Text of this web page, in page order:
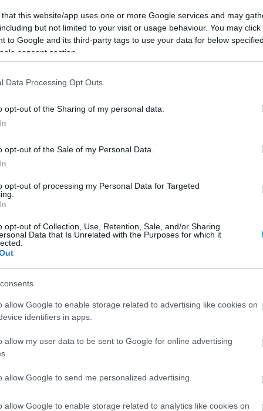
that this website/app uses one or more Google services and may
but not limited to your visit or usage behaviour. You may
to Google and its third-party tags to use your data for below
consent section.
Data Processing Opt Outs
opt-out of the Sharing of my personal data.
opt-out of the Sale of my Personal Data.
opt-out of processing my Personal Data for Targeted
opt-out of Collection, Use, Retention, Sale, and/or Sharing
Data that Is Unrelated with the Purposes for which it
allow Google to enable storage related to advertising like cookies on
identifiers in apps.
allow my user data to be sent to Google for online advertising
allow Google to send me personalized advertising.
allow Google to enable storage related to analytics like cookies on
σε ένα ψηλό ποτήρι. Γεμίστε το ποτήρι μέχρι
ανακατέψτε μέχρι να διαλυθεί το μέλι. Στη
καρύδας ή ανθρακούχο νερό.
δοχείο για 24 ώρες.
το τονωτικό ποτό έχουν ισχυρή
Ο κουρκουμάς έχει
εξουδετερώνει παθογόνους
γαστρεντερική υγεία, ενώ τα φρούτα θα σας